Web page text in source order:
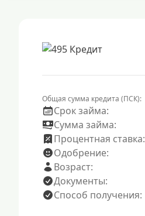
Общая сумма кредита (ПСК):
Срок займа:
Сумма займа:
Процентная ставка:
Одобрение:
Возраст:
Документы:
Способ получения: